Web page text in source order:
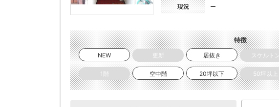
現況 ー
特徴
NEW 更新 居抜き スケルトン
1階 空中階 20坪以下 50坪以上